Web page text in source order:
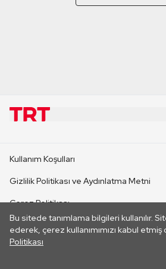
Bu sitede tanımlama bilgileri kullanılır.
ederek, çerez kullanımımızı kabul etmiş
Politikası
CANLI YAYINLAR
Kullanım Koşulları
Gizlilik Politikası ve Aydınlatma Metni
Çerez Politikası
İletişim
Her hakkı saklıdır. ©2026 TRT.